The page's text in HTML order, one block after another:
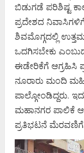
ಬಿಡುಗಡೆ ಪರಿಶಿಷ್ಟ
ಪ್ರದೇಶದ ನಿವಾಸಿಗಳಿಗೆ
ಶಿವಮೊಗ್ಗದಲ್ಲಿ
ಒದಗಿಸಬೇಕು
ಈಡೇರಿಕೆಗೆ ಆಗ್ರಹಿಸಿ
ನೂರಾರು ಮಂದಿ
ಪಾಲ್ಗೋಂಡಿದ್ದರು.
ಮಹಾನಗರ ಪಾಲಿಕೆ
ಪ್ರತಿಭಟನೆ